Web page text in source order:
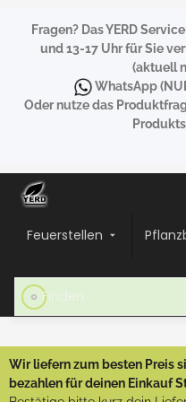
Fragen? Das YERD
und 13-17 Uhr für Sie
(aktuell
WhatsApp
Oder nutze das
Feuerstellen
Wir liefern zum besten Preis
bezahlen für deinen Einkauf